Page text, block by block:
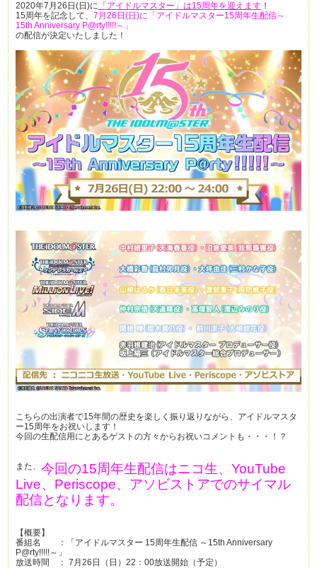
2020年7月26日(日)に 「アイドルマスター」は15周年を迎えます！
15周年を記念して、 7月26日(日)に「アイドルマスター15周年生配信～
15th Anniversary P@rty!!!!!～」
の配信が決定いたしました！
こちらの出演者で15年間の歴史を楽しく振り返りながら、アイドルマスタ
ー15周年をお祝いします！
今回の生配信用にとあるゲストの方々からお祝いコメントも・・・！？
また、 今回の15周年生配信はニコ生、YouTube
Live、Periscope、アソビストアでのサイマル
配信となります。
【概要】
番組名 ：「アイドルマスター 15周年生配信 ～15th Anniversary
P@rty!!!!!～」
放送時間 ： 7月26日（日）22：00放送開始（予定）